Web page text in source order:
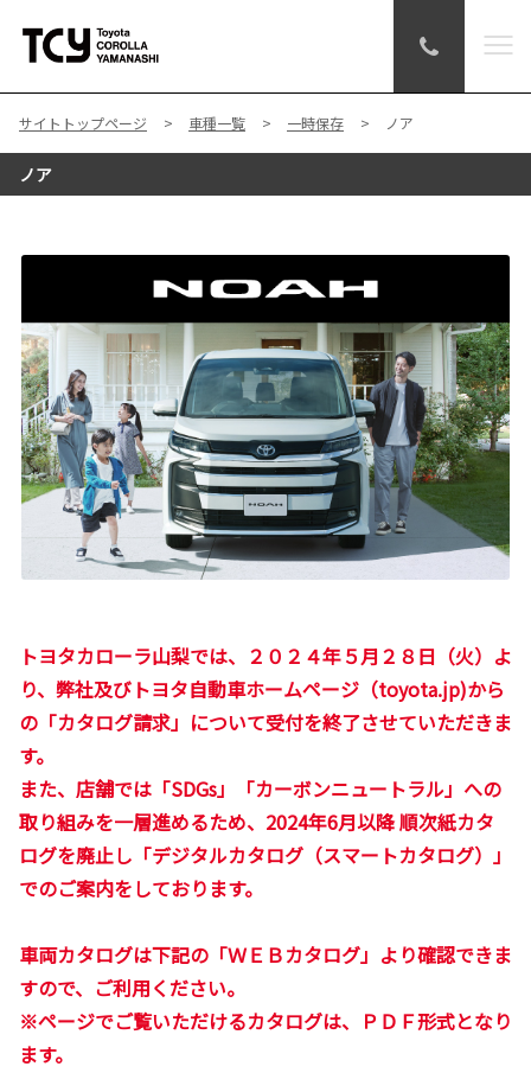
サイトトップページ 車種一覧 一時保存 ノア
ノア
トヨタカローラ山梨では、２０２４年５月２８日（火）よ
り、弊社及びトヨタ自動車ホームページ（toyota.jp)から
の「カタログ請求」について受付を終了させていただきま
す。
また、店舗では「SDGs」「カーボンニュートラル」への
取り組みを一層進めるため、2024年6月以降 順次紙カタ
ログを廃止し「デジタルカタログ（スマートカタログ）」
でのご案内をしております。
車両カタログは下記の「ＷＥＢカタログ」より確認できま
すので、ご利用ください。
※ページでご覧いただけるカタログは、ＰＤＦ形式となり
ます。